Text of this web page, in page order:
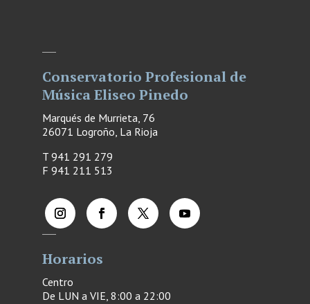
Conservatorio Profesional de
Música Eliseo Pinedo
Marqués de Murrieta, 76
26071 Logroño, La Rioja
T 941 291 279
F 941 211 513
Horarios
Centro
De LUN a VIE, 8:00 a 22:00